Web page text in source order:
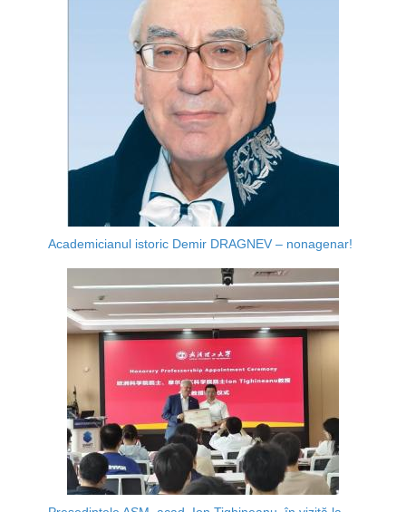
Academicianul istoric Demir DRAGNEV – nonagenar!